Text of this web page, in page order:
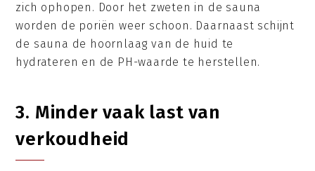
zich ophopen. Door het zweten in de sauna
worden de poriën weer schoon. Daarnaast schijnt
de sauna de hoornlaag van de huid te
hydrateren en de PH-waarde te herstellen.
3. Minder vaak last van
verkoudheid